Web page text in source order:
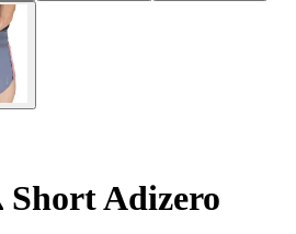
Short Adizero